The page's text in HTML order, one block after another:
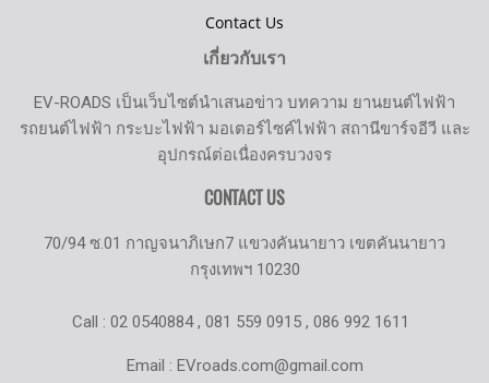
Contact Us
เกี่ยวกับเรา
EV-ROADS เป็นเว็บไซต์นำเสนอข่าว บทความ ยานยนต์ไฟฟ้า
รถยนต์ไฟฟ้า กระบะไฟฟ้า มอเตอร์ไซค์ไฟฟ้า สถานีขาร์จอีวี และ
อุปกรณ์ต่อเนื่องครบวงจร
CONTACT US
70/94 ซ.01 กาญจนาภิเษก7 แขวงคันนายาว เขตคันนายาว
กรุงเทพฯ 10230
Call : 02 0540884 , 081 559 0915 , 086 992 1611
Email : EVroads.com@gmail.com